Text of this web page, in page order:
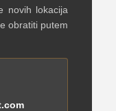
novih lokacija
obratiti putem